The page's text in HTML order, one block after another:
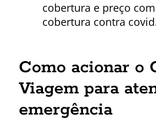
cobertura e preço
cobertura contra
Como acionar o
Viagem para
emergência